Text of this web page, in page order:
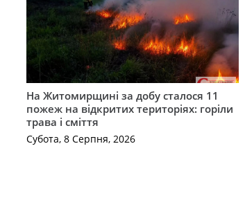
На Житомирщині за добу сталося 11
пожеж на відкритих територіях: горіли
трава і сміття
Субота, 8 Серпня, 2026